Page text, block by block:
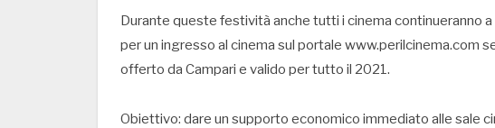
Durante queste festività anche tutti i cinema continueranno
per un ingresso al cinema sul portale www.perilcinema.com
offerto da Campari e valido per tutto il 2021.
Obiettivo: dare un supporto economico immediato alle sale